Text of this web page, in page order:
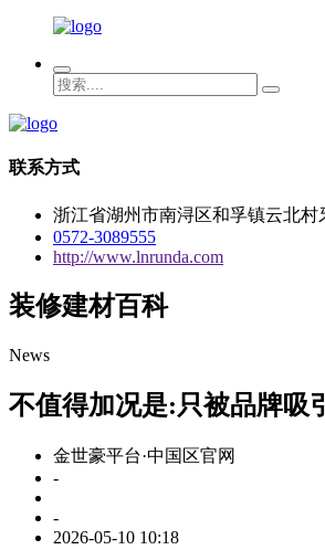
联系方式
浙江省湖州市南浔区和孚镇云北村
0572-3089555
http://www.lnrunda.com
装修建材百科
News
不值得加况是:只被品牌吸引
金世豪平台·中国区官网
-
-
2026-05-10 10:18